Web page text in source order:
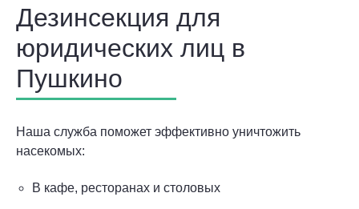
Дезинсекция для
юридических лиц в
Пушкино
Наша служба поможет эффективно уничтожить
насекомых:
В кафе, ресторанах и столовых